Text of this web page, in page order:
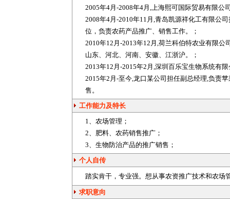
2005年4月-2008年4月,上海熙可国际贸易有限
2008年4月-2010年11月,青岛凯源祥化工有限公
位，负责农药产品推广、销售工作。；
2010年12月-2013年12月,荷兰科伯特农业有限
山东、河北、河南、安徽、江浙沪。；
2013年12月-2015年2月,深圳百乐宝生物系统有
2015年2月-至今,龙口某公司担任副总经理,负责
售。
工作能力及特长
1、农场管理；
2、 肥料、 农药销售推广；
3、生物防治产品的推广销售；
个人自传
踏实肯干，专业强。想从事农资推广技术和农场
求职意向